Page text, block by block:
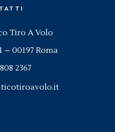
Tiro A Volo
– 00197 Roma
2367